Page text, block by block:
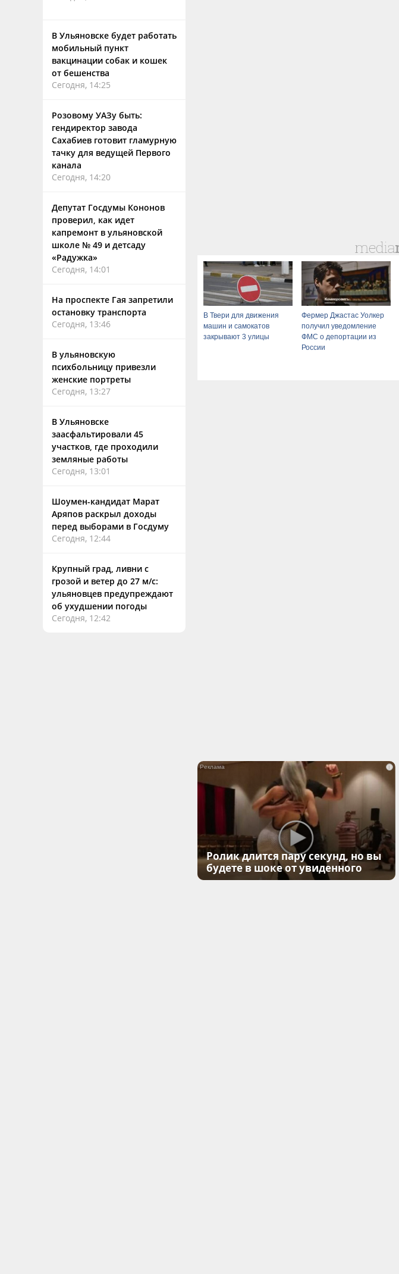
В Ульяновске будет работать
мобильный пункт
вакцинации собак и кошек
от бешенства
Сегодня, 14:25
Розовому УАЗу быть:
гендиректор завода
Сахабиев готовит гламурную
тачку для ведущей Первого
канала
Сегодня, 14:20
Депутат Госдумы Кононов
проверил, как идет
капремонт в ульяновской
школе № 49 и детсаду
«Радужка»
Сегодня, 14:01
На проспекте Гая запретили
остановку транспорта
Сегодня, 13:46
В ульяновскую
психбольницу привезли
женские портреты
Сегодня, 13:27
В Ульяновске
заасфальтировали 45
участков, где проходили
земляные работы
Сегодня, 13:01
Шоумен-кандидат Марат
Аряпов раскрыл доходы
перед выборами в Госдуму
Сегодня, 12:44
Крупный град, ливни с
грозой и ветер до 27 м/с:
ульяновцев предупреждают
об ухудшении погоды
Сегодня, 12:42
В Твери для движения
машин и самокатов
закрывают 3 улицы
Фермер Джастас Уолкер
получил уведомление
ФМС о депортации из
России
i
Ролик длится пару секунд, но вы
будете в шоке от увиденного